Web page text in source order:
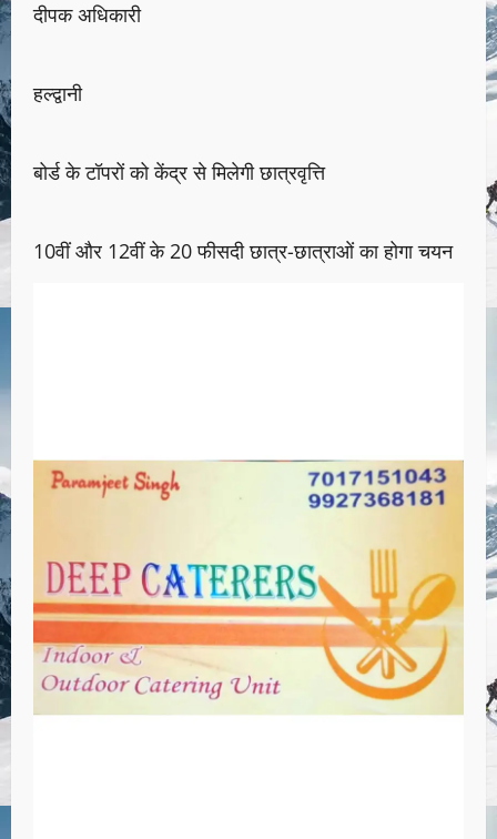
दीपक अधिकारी
हल्द्वानी
बोर्ड के टॉपरों को केंद्र से मिलेगी छात्रवृत्ति
10वीं और 12वीं के 20 फीसदी छात्र-छात्राओं का होगा चयन